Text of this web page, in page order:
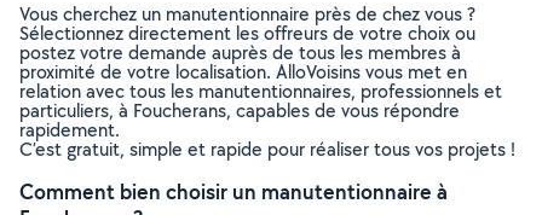
Vous cherchez un manutentionnaire près de chez vous ?
Sélectionnez directement les offreurs de votre choix ou
postez votre demande auprès de tous les membres à
proximité de votre localisation. AlloVoisins vous met en
relation avec tous les manutentionnaires, professionnels et
particuliers, à Foucherans, capables de vous répondre
rapidement.
C’est gratuit, simple et rapide pour réaliser tous vos projets !
Comment bien choisir un manutentionnaire à